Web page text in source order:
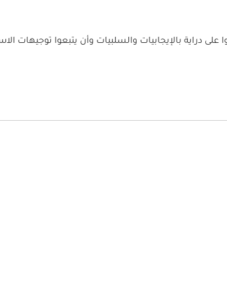
دراية بالإيجابيات والسلبيات وأن يتبعوا توجيهات